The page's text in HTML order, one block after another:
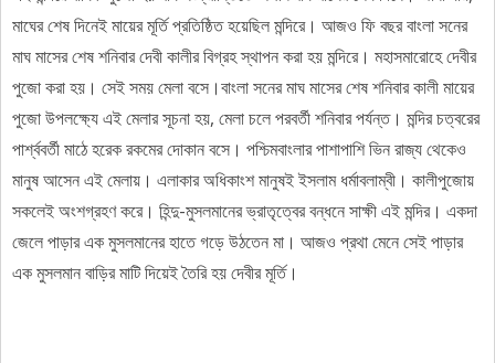
মাঘের শেষ দিনেই মায়ের মূর্তি প্রতিষ্ঠিত হয়েছিল মন্দিরে। আজও ফি বছর বাংলা সনের
মাঘ মাসের শেষ শনিবার দেবী কালীর বিগ্রহ স্থাপন করা হয় মন্দিরে। মহাসমারোহে দেবীর
পুজো করা হয়। সেই সময় মেলা বসে।বাংলা সনের মাঘ মাসের শেষ শনিবার কালী মায়ের
পুজো উপলক্ষ্যে এই মেলার সূচনা হয়, মেলা চলে পরবর্তী শনিবার পর্যন্ত। মন্দির চত্বরের
পার্শ্ববর্তী মাঠে হরেক রকমের দোকান বসে। পশ্চিমবাংলার পাশাপাশি ভিন রাজ্য থেকেও
মানুষ আসেন এই মেলায়। এলাকার অধিকাংশ মানুষই ইসলাম ধর্মাবলাম্বী। কালীপুজোয়
সকলেই অংশগ্রহণ করে। হিন্দু-মুসলমানের ভ্রাতৃত্বের বন্ধনে সাক্ষী এই মন্দির। একদা
জেলে পাড়ার এক মুসলমানের হাতে গড়ে উঠতেন মা। আজও প্রথা মেনে সেই পাড়ার
এক মুসলমান বাড়ির মাটি দিয়েই তৈরি হয় দেবীর মূর্তি।